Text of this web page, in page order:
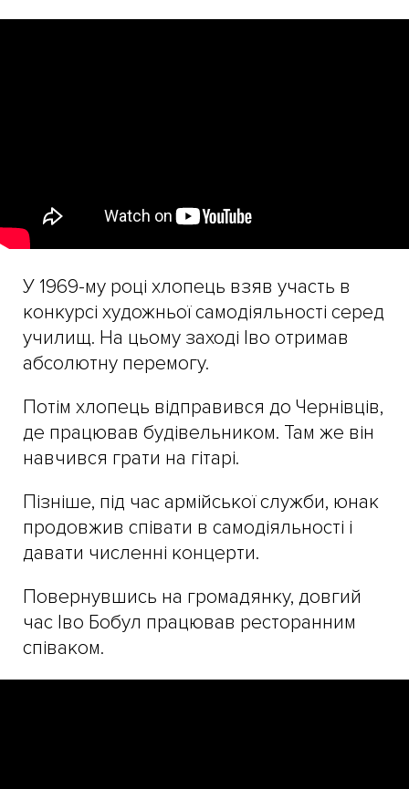
У 1969-му році хлопець взяв участь в
конкурсі художньої самодіяльності серед
училищ. На цьому заході Іво отримав
абсолютну перемогу.
Потім хлопець відправився до Чернівців,
де працював будівельником. Там же він
навчився грати на гітарі.
Пізніше, під час армійської служби, юнак
продовжив співати в самодіяльності і
давати численні концерти.
Повернувшись на громадянку, довгий
час Іво Бобул працював ресторанним
співаком.